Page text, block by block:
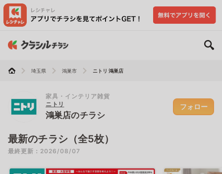
埼玉県 鴻巣市 ニトリ 鴻巣店
家具・インテリア雑貨
ニトリ
鴻巣店のチラシ
フォロー
最新のチラシ（全5枚）
最終更新：2026/08/07